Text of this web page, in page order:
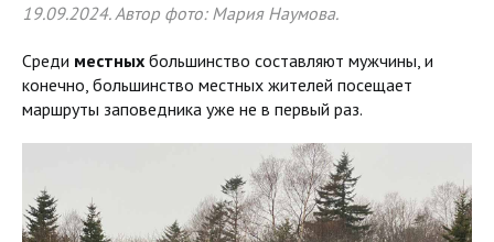
19.09.2024. Автор фото: Мария Наумова.
Среди местных большинство составляют мужчины, и
конечно, большинство местных жителей посещает
маршруты заповедника уже не в первый раз.